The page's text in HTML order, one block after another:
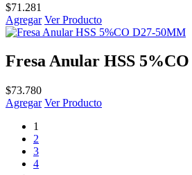
$71.281
Agregar Ver Producto
Fresa Anular HSS
$73.780
Agregar Ver Producto
1
2
3
4